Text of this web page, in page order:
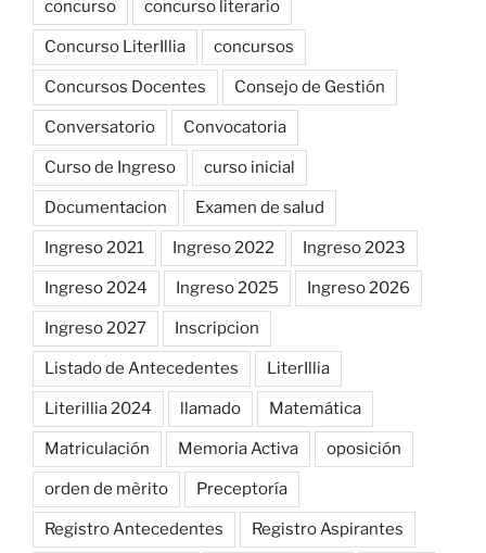
concurso concurso literario
Concurso LiterIllia concursos
Concursos Docentes Consejo de Gestión
Conversatorio Convocatoria
Curso de Ingreso curso inicial
Documentacion Examen de salud
Ingreso 2021 Ingreso 2022 Ingreso 2023
Ingreso 2024 Ingreso 2025 Ingreso 2026
Ingreso 2027 Inscripcion
Listado de Antecedentes LiterIllia
Literillia 2024 llamado Matemática
Matriculación Memoria Activa oposición
orden de mèrito Preceptoría
Registro Antecedentes Registro Aspirantes